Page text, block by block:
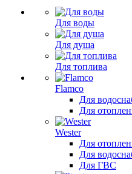
Для воды
Для душа
Для топлива
Flamco
Для
Для
Wester
Для
Для
Для ГВС